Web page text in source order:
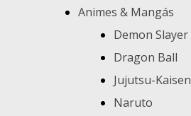
Animes & Mangás
Demon Slayer
Dragon Ball
Jujutsu-Kaisen
Naruto